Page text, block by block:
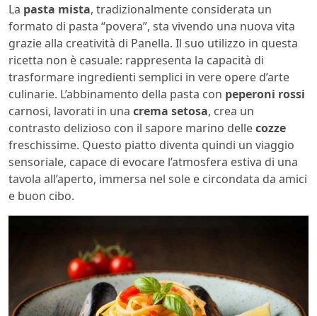
La pasta mista, tradizionalmente considerata un
formato di pasta “povera”, sta vivendo una nuova vita
grazie alla creatività di Panella. Il suo utilizzo in questa
ricetta non è casuale: rappresenta la capacità di
trasformare ingredienti semplici in vere opere d’arte
culinarie. L’abbinamento della pasta con peperoni rossi
carnosi, lavorati in una crema setosa, crea un
contrasto delizioso con il sapore marino dellecozze
freschissime. Questo piatto diventa quindi un viaggio
sensoriale, capace di evocare l’atmosfera estiva di una
tavola all’aperto, immersa nel sole e circondata da amici
e buon cibo.